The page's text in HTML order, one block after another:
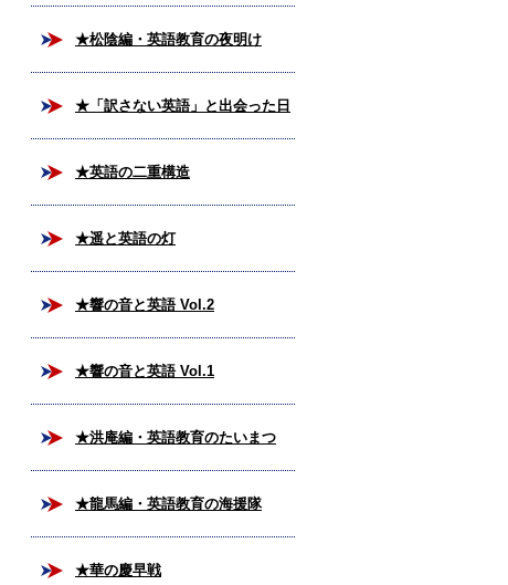
★松陰編・英語教育の夜明け
★「訳さない英語」と出会った日
★英語の二重構造
★遥と英語の灯
★響の音と英語 Vol.2
★響の音と英語 Vol.1
★洪庵編・英語教育のたいまつ
★龍馬編・英語教育の海援隊
★華の慶早戦